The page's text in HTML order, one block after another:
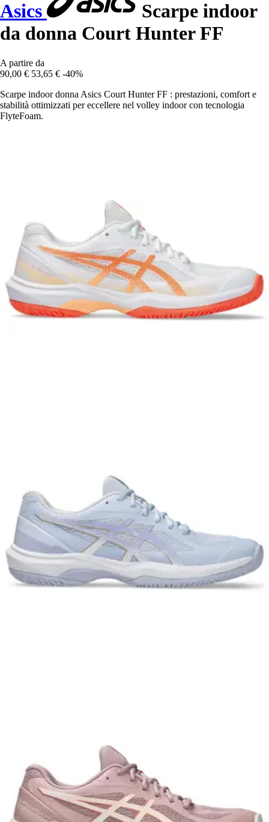
Asics
Scarpe indoor
da donna Court Hunter FF
A partire da
90,00 € 53,65 € -40%
Scarpe indoor donna Asics Court Hunter FF : prestazioni, comfort e
stabilità ottimizzati per eccellere nel volley indoor con tecnologia
FlyteFoam.